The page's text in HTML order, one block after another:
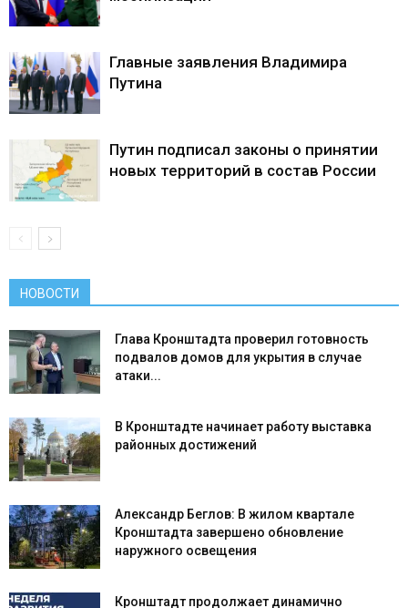
Главные заявления Владимира
Путина
Путин подписал законы о принятии
новых территорий в состав России
НОВОСТИ
Глава Кронштадта проверил готовность
подвалов домов для укрытия в случае
атаки...
В Кронштадте начинает работу выставка
районных достижений
Александр Беглов: В жилом квартале
Кронштадта завершено обновление
наружного освещения
Кронштадт продолжает динамично